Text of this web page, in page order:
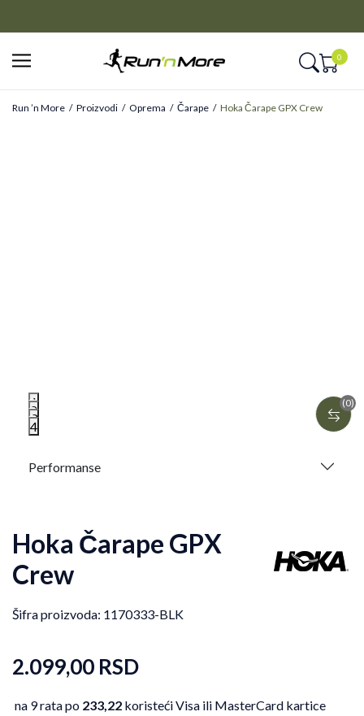
0
Run ’n More Proizvodi Oprema Čarape Hoka Čarape GPX Crew
(0)
1
2
3
4
Performanse
Hoka Čarape GPX
Crew
Šifra proizvoda: 1170333-BLK
2.099,00 RSD
na 9 rata po 233,22 koristeći Visa ili MasterCard kartice